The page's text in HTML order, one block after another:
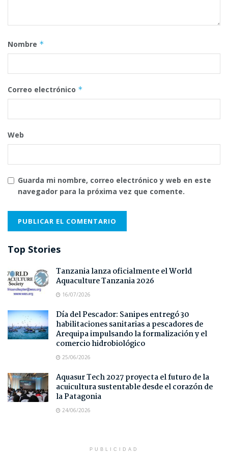
Nombre *
Correo electrónico *
Web
Guarda mi nombre, correo electrónico y web en este
navegador para la próxima vez que comente.
Top Stories
Tanzania lanza oficialmente el World
Aquaculture Tanzania 2026
16/07/2026
Día del Pescador: Sanipes entregó 30
habilitaciones sanitarias a pescadores de
Arequipa impulsando la formalización y el
comercio hidrobiológico
25/06/2026
Aquasur Tech 2027 proyecta el futuro de la
acuicultura sustentable desde el corazón de
la Patagonia
24/06/2026
PUBLICIDAD